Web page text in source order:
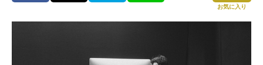
お気に入り